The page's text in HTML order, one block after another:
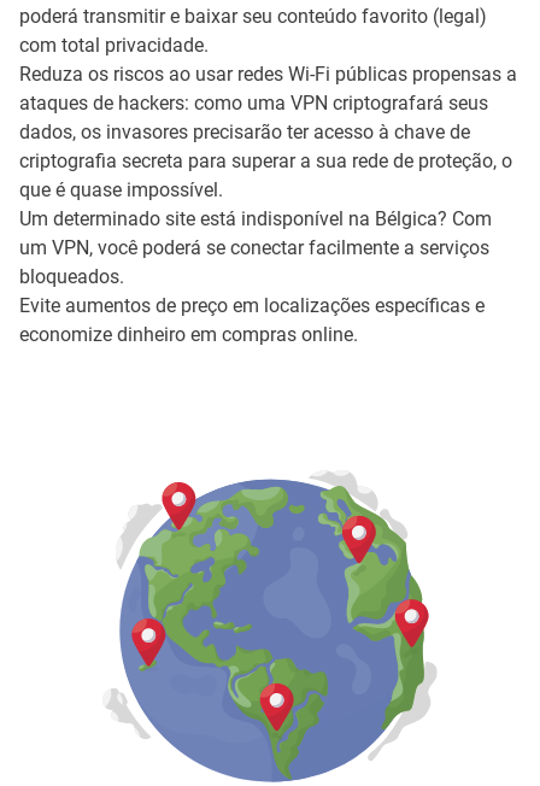
poderá transmitir e baixar seu conteúdo favorito (legal)
com total privacidade.
Reduza os riscos ao usar redes Wi-Fi públicas propensas a
ataques de hackers: como uma VPN criptografará seus
dados, os invasores precisarão ter acesso à chave de
criptografia secreta para superar a sua rede de proteção, o
que é quase impossível.
Um determinado site está indisponível na Bélgica? Com
um VPN, você poderá se conectar facilmente a serviços
bloqueados.
Evite aumentos de preço em localizações específicas e
economize dinheiro em compras online.